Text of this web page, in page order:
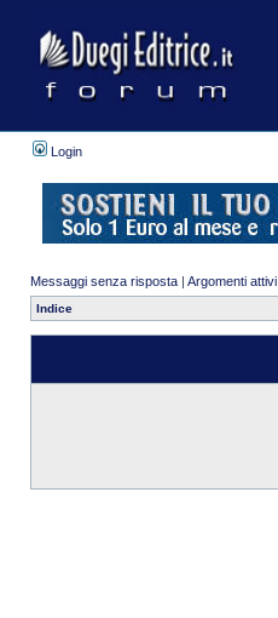
Login
Messaggi senza risposta | Argomenti attivi
Indice